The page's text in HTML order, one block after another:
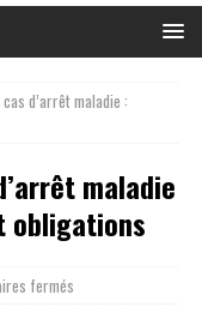
d’arrêt maladie :
maladie
obligations
fermés